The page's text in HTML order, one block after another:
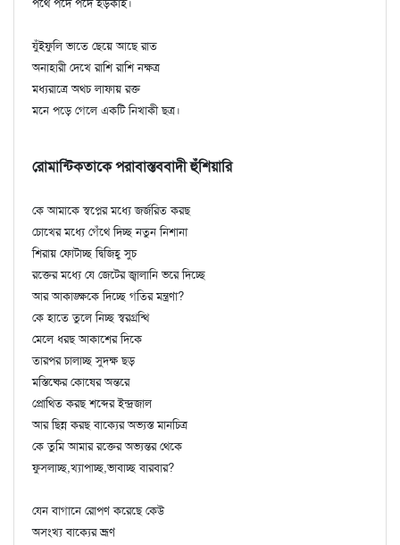
পথে পদে পদে হড়কাই।
যুঁইফুলি ভাতে ছেয়ে আছে রাত
অনাহারী দেখে রাশি রাশি নক্ষত্র
মধ্যরাত্রে অথচ লাফায় রক্ত
মনে পড়ে গেলে একটি নিখাকী ছত্র।
রোমান্টিকতাকে পরাবাস্তববাদী হুঁশিয়ারি
কে আমাকে স্বপ্নের মধ্যে জর্জরিত করছ
চোখের মধ্যে গেঁথে দিচ্ছ নতুন নিশানা
শিরায় ফোটাচ্ছ দ্বিজিহ্ব সুচ
রক্তের মধ্যে যে জেটের জ্বালানি ভরে দিচ্ছে
আর আকাঙ্ক্ষকে দিচ্ছে গতির মন্ত্রণা?
কে হাতে তুলে নিচ্ছ স্বরগ্রন্থি
মেলে ধরছ আকাশের দিকে
তারপর চালাচ্ছ সুদক্ষ ছড়
মস্তিষ্কের কোষের অন্তরে
প্রোথিত করছ শব্দের ইন্দ্রজাল
আর ছিন্ন করছ বাক্যের অভ্যস্ত মানচিত্র
কে তুমি আমার রক্তের অভ্যন্তর থেকে
ফুসলাচ্ছ,খ্যাপাচ্ছ,ভাবাচ্ছ বারবার?
যেন বাগানে রোপণ করেছে কেউ
অসংখ্য বাক্যের ভ্রূণ